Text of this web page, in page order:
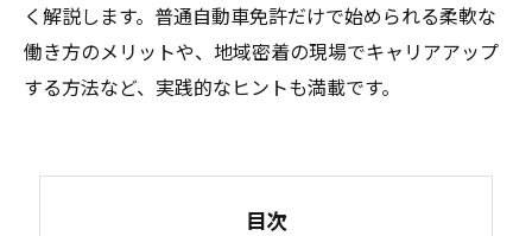
く解説します。普通自動車免許だけで始められる柔軟な
働き方のメリットや、地域密着の現場でキャリアアップ
する方法など、実践的なヒントも満載です。
目次